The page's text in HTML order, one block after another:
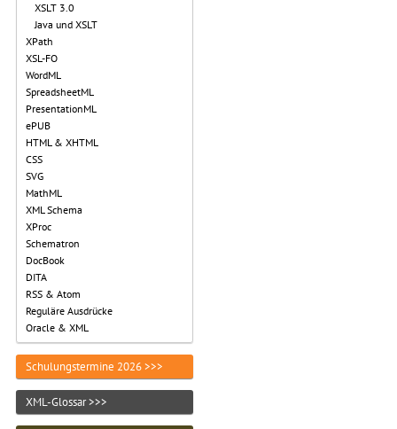
XSLT 3.0
Java und XSLT
XPath
XSL-FO
WordML
SpreadsheetML
PresentationML
ePUB
HTML & XHTML
CSS
SVG
MathML
XML Schema
XProc
Schematron
DocBook
DITA
RSS & Atom
Reguläre Ausdrücke
Oracle & XML
Schulungstermine 2026 >>>
XML-Glossar >>>